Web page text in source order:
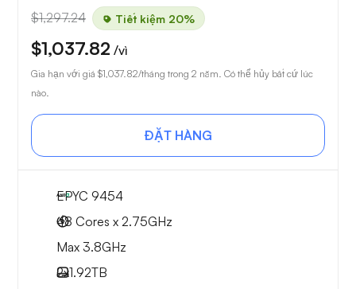
$1,297.24 Tiết kiệm 20%
$1,037.82 /vì
Gia hạn với giá $1,037.82/tháng trong 2 năm. Có thể hủy bất cứ lúc
nào.
ĐẶT HÀNG
EPYC 9454
48 Cores x 2.75GHz
Max 3.8GHz
2x1.92TB